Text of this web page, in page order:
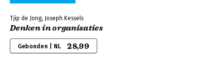
Tjip de Jong, Joseph Kessels
Denken in organisaties
Gebonden | NL 28,99